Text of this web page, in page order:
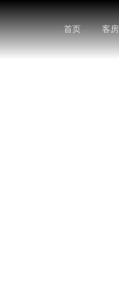
首页 客房